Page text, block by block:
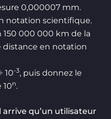
0,000007 mm.
notation scientifique.
150 000 000 km de la
distance en notation
10-3, puis donnez le
10n.
arrive qu’un utilisateur